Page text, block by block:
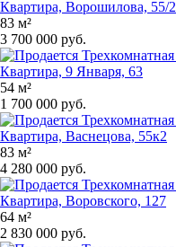
Квартира, Ворошилова, 55/2
83 м²
3 700 000 руб.
Квартира, 9 Января, 63
54 м²
1 700 000 руб.
Квартира, Васнецова, 55к2
83 м²
4 280 000 руб.
Квартира, Воровского, 127
64 м²
2 830 000 руб.